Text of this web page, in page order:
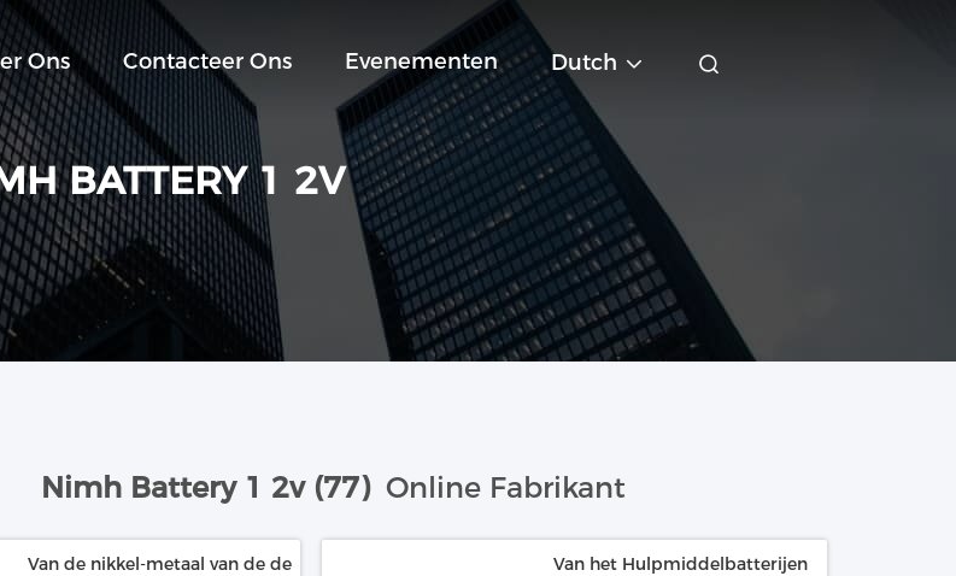
Ons Contacteer Ons Evenementen Dutch
BATTERY 1 2V
Nimh Battery 1 2v (77) Online Fabrikant
Van de nikkel-metaal van de de
Van het Hulpmiddelbatterijen